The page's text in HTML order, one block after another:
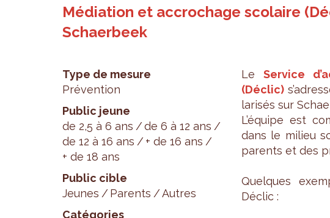
Médiation et accrochage scolaire
Schaerbeek
Type de mesure
Prévention
Public jeune
de 2,5 à 6 ans
de 6 à 12 ans
de 12 à 16 ans
+ de 16 ans
+ de 18 ans
Public cible
Jeunes
Parents
Autres
Catégories
Le Ser­vice
(Déclic)
la­ri­sés sur
L’équipe est
dans le milieu
parents et des
Quelques
Déclic :